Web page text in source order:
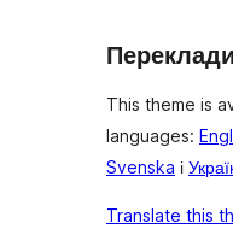
Переклади
This theme is
languages:
Svenska і
Translate this